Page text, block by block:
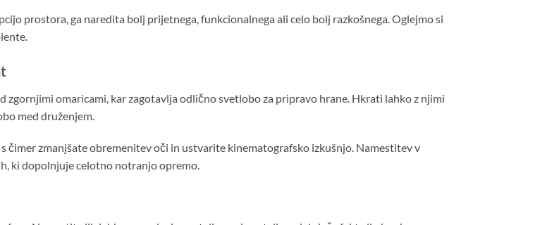
prostora, ga naredita bolj prijetnega, funkcionalnega ali celo bolj razkošnega. Oglejmo si
omaricami, kar zagotavlja odlično svetlobo za pripravo hrane. Hkrati lahko z njimi
med druženjem.
čimer zmanjšate obremenitev oči in ustvarite kinematografsko izkušnjo. Namestitev v
ki dopolnjuje celotno notranjo opremo.